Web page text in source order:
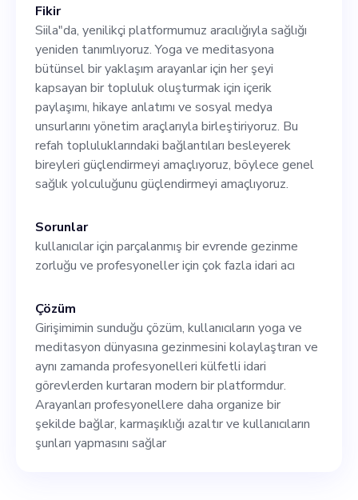
ilişkileri yönetimi konusunda
deneyime sahip olacaktır.
Hakkımızda daha fazla bilgi
edinmek ve sağlıklı yaşamı
herkes için erişilebilir kılma
misyonumuzun bir parçası
olmak için başvurmak için
siila.org adresindeki web
sitemizi ziyaret edin.
Fikir
Siila"da, yenilikçi platformumuz aracılığıyla sağlığı
yeniden tanımlıyoruz. Yoga ve meditasyona
bütünsel bir yaklaşım arayanlar için her şeyi
kapsayan bir topluluk oluşturmak için içerik
paylaşımı, hikaye anlatımı ve sosyal medya
unsurlarını yönetim araçlarıyla birleştiriyoruz. Bu
refah topluluklarındaki bağlantıları besleyerek
bireyleri güçlendirmeyi amaçlıyoruz, böylece genel
sağlık yolculuğunu güçlendirmeyi amaçlıyoruz.
Sorunlar
kullanıcılar için parçalanmış bir evrende gezinme
zorluğu ve profesyoneller için çok fazla idari acı
Çözüm
Girişimimin sunduğu çözüm, kullanıcıların yoga ve
meditasyon dünyasına gezinmesini kolaylaştıran ve
aynı zamanda profesyonelleri külfetli idari
görevlerden kurtaran modern bir platformdur.
Arayanları profesyonellere daha organize bir
şekilde bağlar, karmaşıklığı azaltır ve kullanıcıların
şunları yapmasını sağlar